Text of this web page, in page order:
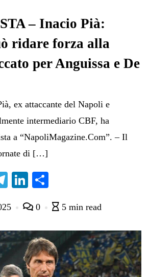
– Inacio Pià:
ridare forza alla
per Anguissa e De
ex attaccante del Napoli e
intermediario CBF, ha
a “NapoliMagazine.Com”. – Il
di […]
Te
gr
a
m
Li
ed
In
di
vi
di
0 5 min read